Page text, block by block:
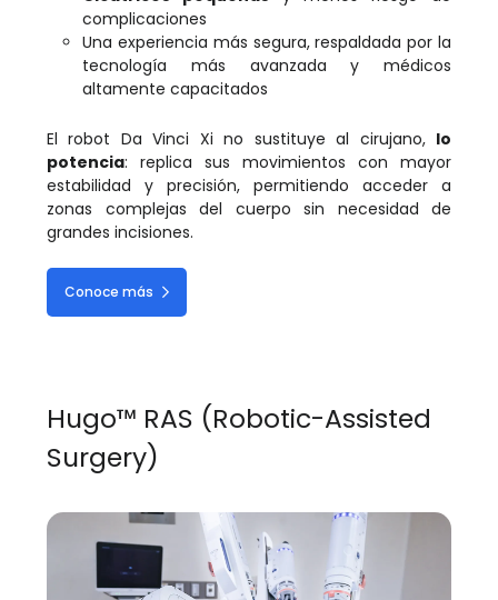
complicaciones
Una experiencia más segura, respaldada por la
tecnología más avanzada y médicos
altamente capacitados
El robot Da Vinci Xi no sustituye al cirujano, lo
potencia: replica sus movimientos con mayor
estabilidad y precisión, permitiendo acceder a
zonas complejas del cuerpo sin necesidad de
grandes incisiones.
Conoce más
Hugo™ RAS (Robotic-Assisted
Surgery)